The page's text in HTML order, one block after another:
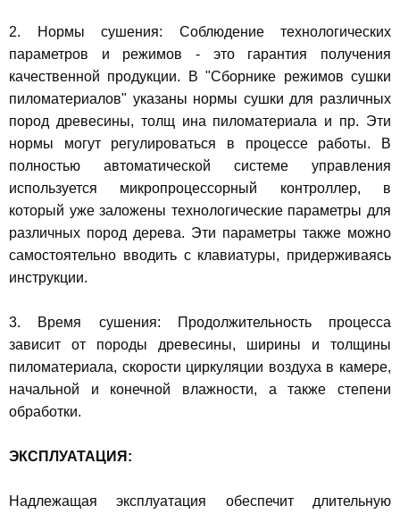
2. Нормы сушения: Соблюдение технологических
параметров и режимов - это гарантия получения
качественной продукции. В "Сборнике режимов сушки
пиломатериалов" указаны нормы сушки для различных
пород древесины, толщ ина пиломатериала и пр. Эти
нормы могут регулироваться в процессе работы. В
полностью автоматической системе управления
используется микропроцессорный контроллер, в
который уже заложены технологические параметры для
различных пород дерева. Эти параметры также можно
самостоятельно вводить с клавиатуры, придерживаясь
инструкции.
3. Время сушения: Продолжительность процесса
зависит от породы древесины, ширины и толщины
пиломатериала, скорости циркуляции воздуха в камере,
начальной и конечной влажности, а также степени
обработки.
ЭКСПЛУАТАЦИЯ:
Надлежащая эксплуатация обеспечит длительную